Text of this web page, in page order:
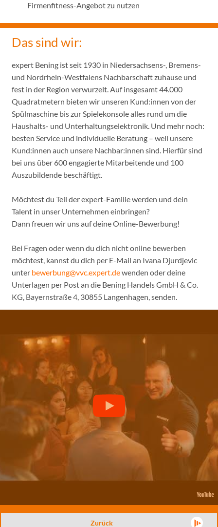
Firmenfitness-Angebot zu nutzen
Das sind wir:
expert Bening ist seit 1930 in Niedersachsens-, Bremens-
und Nordrhein-Westfalens Nachbarschaft zuhause und
fest in der Region verwurzelt. Auf insgesamt 44.000
Quadratmetern bieten wir unseren Kund:innen von der
Spülmaschine bis zur Spielekonsole alles rund um die
Haushalts- und Unterhaltungselektronik. Und mehr noch:
besten Service und individuelle Beratung – weil unsere
Kund:innen auch unsere Nachbar:innen sind. Hierfür sind
bei uns über 600 engagierte Mitarbeitende und 100
Auszubildende beschäftigt.
Möchtest du Teil der expert-Familie werden und dein
Talent in unser Unternehmen einbringen?
Dann freuen wir uns auf deine Online-Bewerbung!
Bei Fragen oder wenn du dich nicht online bewerben
möchtest, kannst du dich per E-Mail an Ivana Djurdjevic
unter bewerbung@vvc.expert.dewenden oder deine
Unterlagen per Post an die Bening Handels GmbH & Co.
KG, Bayernstraße 4, 30855 Langenhagen, senden.
Zurück